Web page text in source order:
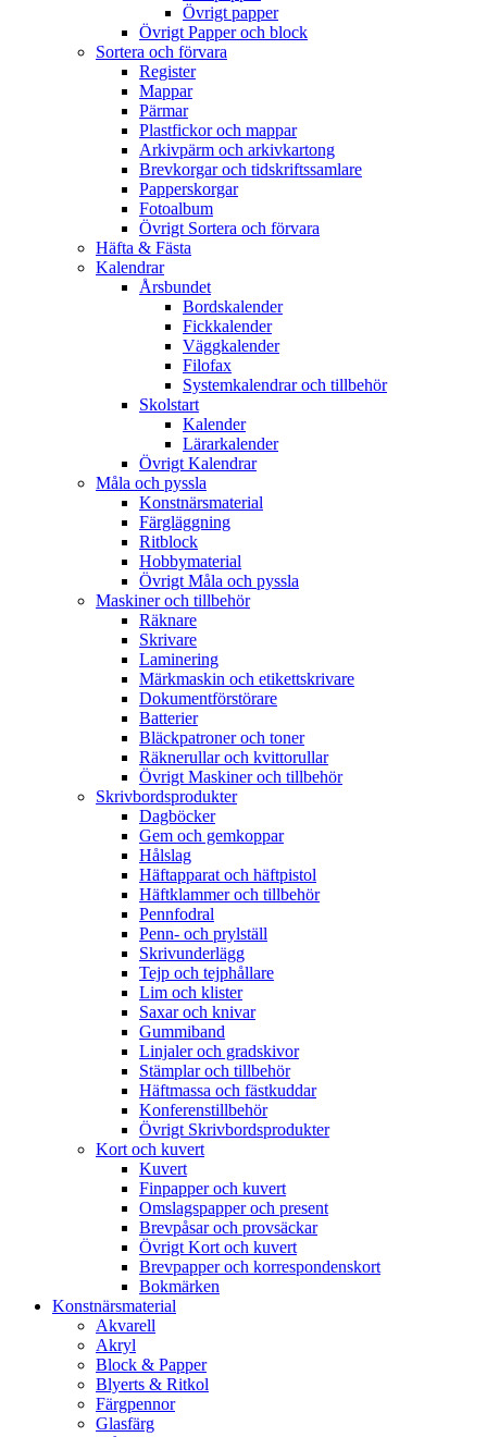
Övrigt papper
Övrigt Papper och block
Sortera och förvara
Register
Mappar
Pärmar
Plastfickor och mappar
Arkivpärm och arkivkartong
Brevkorgar och tidskriftssamlare
Papperskorgar
Fotoalbum
Övrigt Sortera och förvara
Häfta & Fästa
Kalendrar
Årsbundet
Bordskalender
Fickkalender
Väggkalender
Filofax
Systemkalendrar och tillbehör
Skolstart
Kalender
Lärarkalender
Övrigt Kalendrar
Måla och pyssla
Konstnärsmaterial
Färgläggning
Ritblock
Hobbymaterial
Övrigt Måla och pyssla
Maskiner och tillbehör
Räknare
Skrivare
Laminering
Märkmaskin och etikettskrivare
Dokumentförstörare
Batterier
Bläckpatroner och toner
Räknerullar och kvittorullar
Övrigt Maskiner och tillbehör
Skrivbordsprodukter
Dagböcker
Gem och gemkoppar
Hålslag
Häftapparat och häftpistol
Häftklammer och tillbehör
Pennfodral
Penn- och prylställ
Skrivunderlägg
Tejp och tejphållare
Lim och klister
Saxar och knivar
Gummiband
Linjaler och gradskivor
Stämplar och tillbehör
Häftmassa och fästkuddar
Konferenstillbehör
Övrigt Skrivbordsprodukter
Kort och kuvert
Kuvert
Finpapper och kuvert
Omslagspapper och present
Brevpåsar och provsäckar
Övrigt Kort och kuvert
Brevpapper och korrespondenskort
Bokmärken
Konstnärsmaterial
Akvarell
Akryl
Block & Papper
Blyerts & Ritkol
Färgpennor
Glasfärg